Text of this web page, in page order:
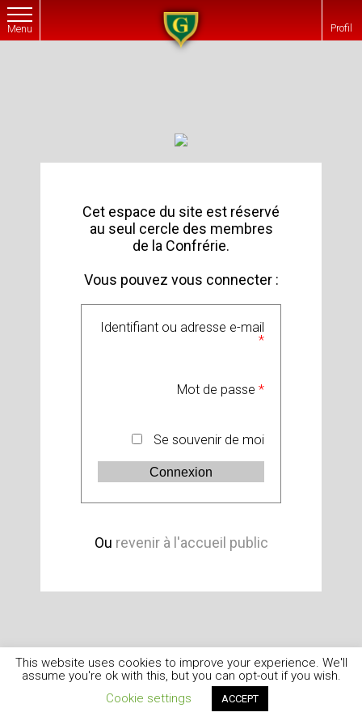
Menu Profil
Cet espace du site est réservé
au seul cercle des membres
de la Confrérie.
Vous pouvez vous connecter :
Identifiant ou adresse e-mail
*
Mot de passe *
Se souvenir de moi
Ou revenir à l'accueil public
This website uses cookies to improve your experience. We'll
assume you're ok with this, but you can opt-out if you wish.
Cookie settings
ACCEPT